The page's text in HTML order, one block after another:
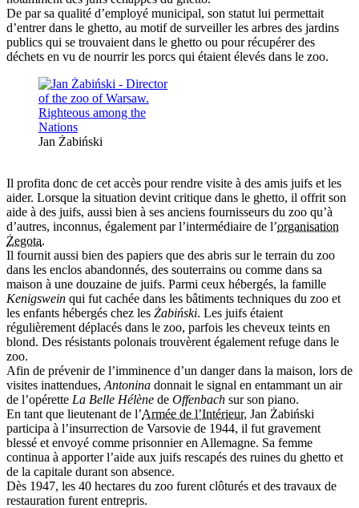
De par sa qualité d’employé municipal, son statut lui permettait
d’entrer dans le ghetto, au motif de surveiller les arbres des jardins
publics qui se trouvaient dans le ghetto ou pour récupérer des
déchets en vu de nourrir les porcs qui étaient élevés dans le zoo.
Jan Żabiński
Il profita donc de cet accès pour rendre visite à des amis juifs et les
aider. Lorsque la situation devint critique dans le ghetto, il offrit son
aide à des juifs, aussi bien à ses anciens fournisseurs du zoo qu’à
d’autres, inconnus, également par l’intermédiaire de l’organisation
Żegota.
Il fournit aussi bien des papiers que des abris sur le terrain du zoo
dans les enclos abandonnés, des souterrains ou comme dans sa
maison à une douzaine de juifs. Parmi ceux hébergés, la famille
Kenigswein qui fut cachée dans les bâtiments techniques du zoo et
les enfants hébergés chez les Żabiński. Les juifs étaient
régulièrement déplacés dans le zoo, parfois les cheveux teints en
blond. Des résistants polonais trouvèrent également refuge dans le
zoo.
Afin de prévenir de l’imminence d’un danger dans la maison, lors de
visites inattendues, Antonina donnait le signal en entammant un air
de l’opérette La Belle Hélène de Offenbach sur son piano.
En tant que lieutenant de l’Armée de l’Intérieur, Jan Żabiński
participa à l’insurrection de Varsovie de 1944, il fut gravement
blessé et envoyé comme prisonnier en Allemagne. Sa femme
continua à apporter l’aide aux juifs rescapés des ruines du ghetto et
de la capitale durant son absence.
Dès 1947, les 40 hectares du zoo furent clôturés et des travaux de
restauration furent entrepris.